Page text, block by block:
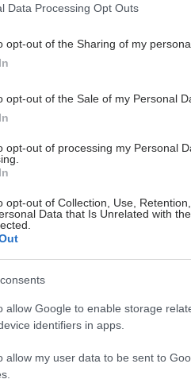
Data Processing Opt Outs
opt-out of the Sharing of my
opt-out of the Sale of my Personal
opt-out of processing my Personal
opt-out of Collection, Use,
Data that Is Unrelated with
allow Google to enable storage
identifiers in apps.
allow my user data to be sent to
σε περιφερειακές ενότητες
στη πρόσφατη
και Θράκη.
υγείας που
ιλαράς,συστήνει την άμεση
ώστε να συμπληρωθεί ο
σύμφωνα με το Εθνικό
αν κάποιος ενήλικας που
αν έχει ολοκληρώσει τον